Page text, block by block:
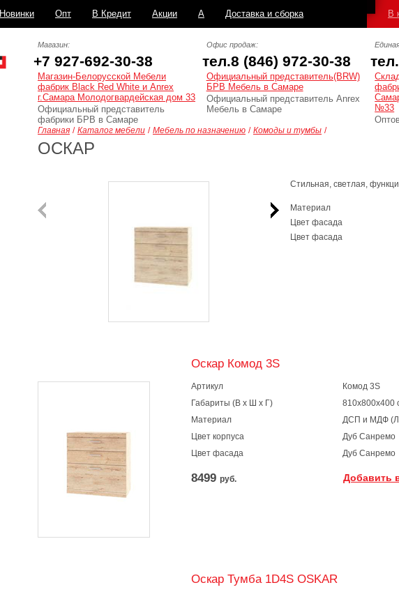
В
Новинки Опт В Кредит Акции А Доставка и сборка
Магазин:
+7 927-692-30-38
Магазин-Белорусской Мебели
фабрик Black Red White и Anrex
г.Самара Молодогвардейская дом 33
Официальный представитель
фабрики БРВ в Самаре
Офис продаж:
тел.8 (846) 972-30-38
Официальный представитель(BRW)
БРВ Мебель в Самаре
Официальный представитель Anrex
Мебель в Самаре
№33
Главная / Каталог мебели / Мебель по назначению / Комоды и тумбы /
ОСКАР
Стильная, светлая,
Материал
Цвет фасада
Цвет фасада
Оскар Комод 3S
Артикул
Комод 3S
Габариты (В х Ш х Г)
810х800х400
Материал
ДСП и МДФ
Цвет корпуса
Дуб Санремо
Цвет фасада
Дуб Санремо
8499 руб. Добавить
Оскар Тумба 1D4S OSKAR